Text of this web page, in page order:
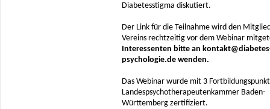
Diabetesstigma diskutiert.
Der Link für die Teilnahme wird den
Vereins rechtzeitig vor dem Webinar
Interessenten bitte an
psychologie.de wenden.
Das Webinar wurde mit 3
Landespsychotherapeutenkammer Baden-
Württemberg zertifiziert.